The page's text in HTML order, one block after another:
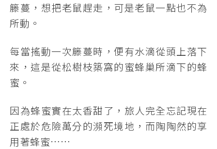
籐蔓，想把老鼠趕走，可是老鼠一點也不為
所動。
每當搖動一次籐蔓時，便有水滴從頭上落下
來，這是從松樹枝築窩的蜜蜂巢所滴下的蜂
蜜。
因為蜂蜜實在太香甜了，旅人完全忘記現在
正處於危險萬分的瀕死境地，而陶陶然的享
用著蜂蜜……